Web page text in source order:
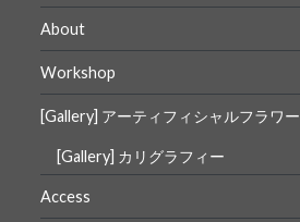
About
Workshop
[Gallery] アーティフィシャルフラワー
[Gallery] カリグラフィー
Access